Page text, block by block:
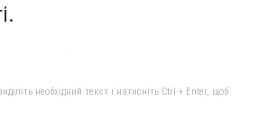
необхідний текст і натисніть Ctrl + Enter, щоб